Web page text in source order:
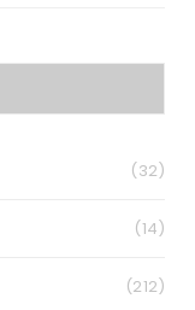
(32)
(14)
(212)